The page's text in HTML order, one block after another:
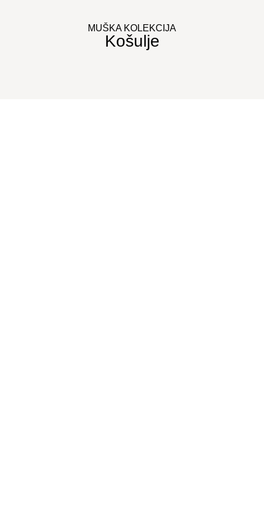
MUŠKA KOLEKCIJA
Košulje